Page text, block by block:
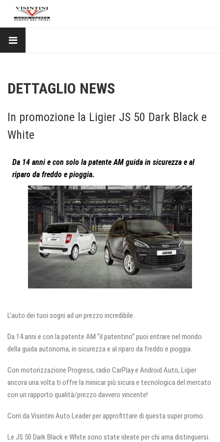
DETTAGLIO NEWS
In promozione la Ligier JS 50 Dark Black e
White
Da 14 anni e con solo la patente AM guida in sicurezza e al
riparo da freddo e pioggia.
L’auto dei tuoi sogni ad un prezzo incredibile.
Da 14 anni e con la patente AM “il patentino” puoi entrare nel mondo
della guida autonoma, in sicurezza e al riparo da freddo e pioggia.
Con motorizzazione Progress, radio CarPlay e Android Auto, Ligier
ancora una volta ti offre la minicar più sicura e tecnologica del mercato
con un rapporto qualità/prezzo davvero vincente!
Corri da Visintini Auto Leader per approfittare di questa super promo.
Le JS 50 Dark Black e White sono state ideate per chi ama distinguersi.